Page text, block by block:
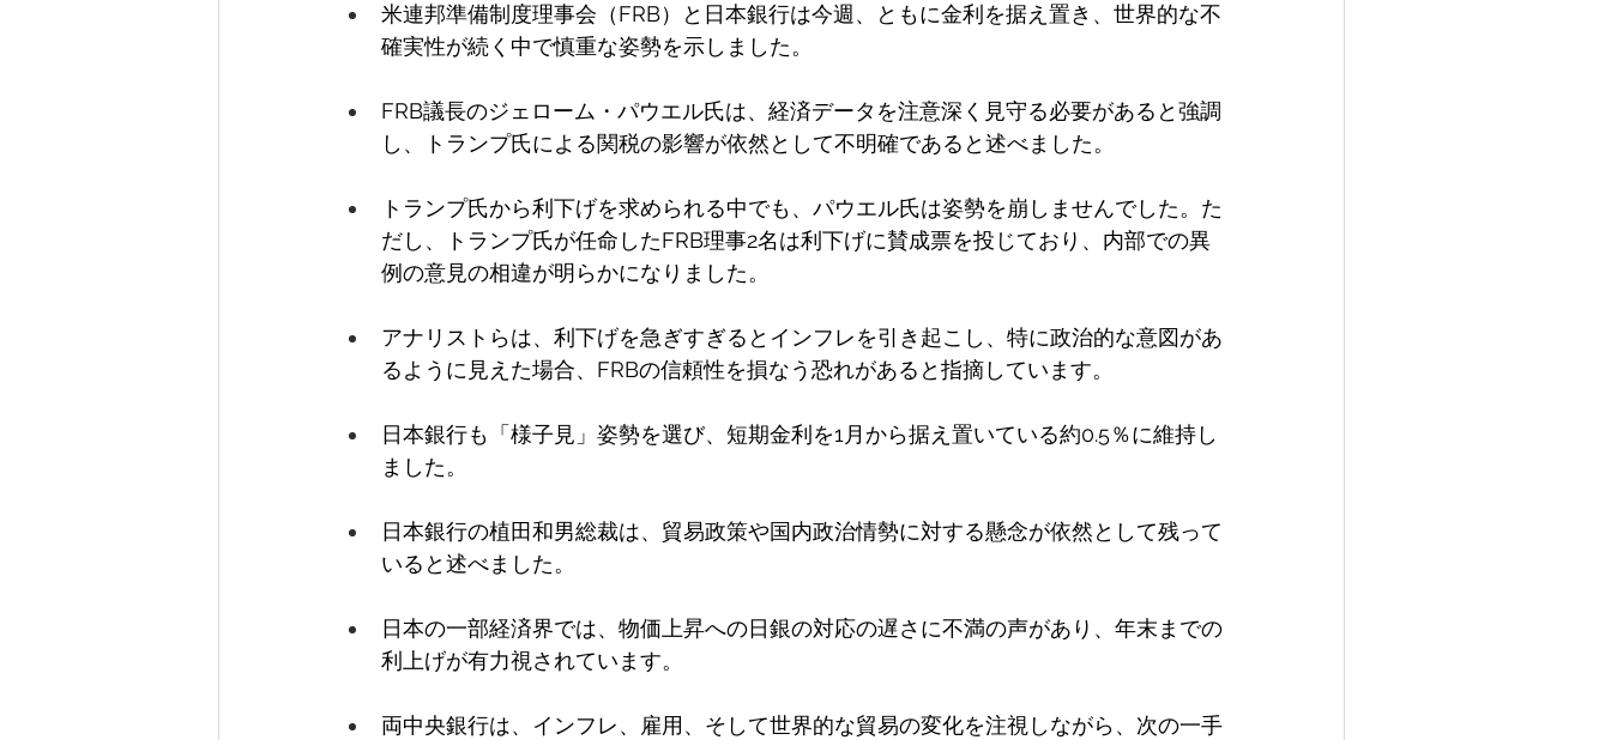
米連邦準備制度理事会（FRB）と日本銀行は今週、ともに金利を据え置き、世界的な不
確実性が続く中で慎重な姿勢を示しました。
FRB議長のジェローム・パウエル氏は、経済データを注意深く見守る必要があると強調
し、トランプ氏による関税の影響が依然として不明確であると述べました。
トランプ氏から利下げを求められる中でも、パウエル氏は姿勢を崩しませんでした。た
だし、トランプ氏が任命したFRB理事2名は利下げに賛成票を投じており、内部での異
例の意見の相違が明らかになりました。
アナリストらは、利下げを急ぎすぎるとインフレを引き起こし、特に政治的な意図があ
るように見えた場合、FRBの信頼性を損なう恐れがあると指摘しています。
日本銀行も「様子見」姿勢を選び、短期金利を1月から据え置いている約0.5％に維持し
ました。
日本銀行の植田和男総裁は、貿易政策や国内政治情勢に対する懸念が依然として残って
いると述べました。
日本の一部経済界では、物価上昇への日銀の対応の遅さに不満の声があり、年末までの
利上げが有力視されています。
両中央銀行は、インフレ、雇用、そして世界的な貿易の変化を注視しながら、次の一手